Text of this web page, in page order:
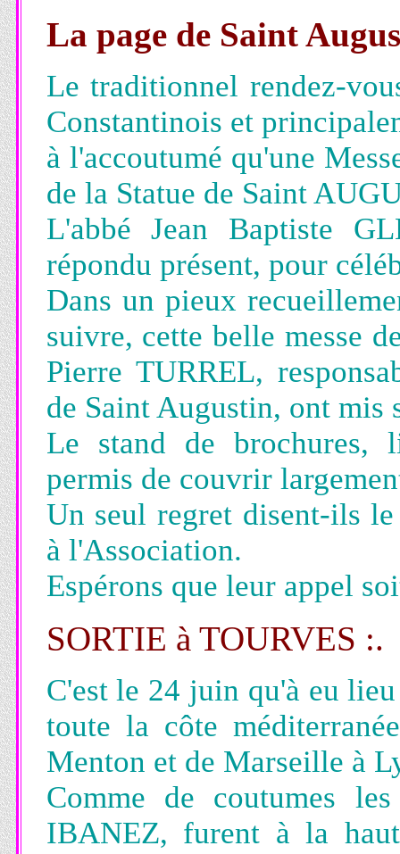
La page de Saint
Le traditionnel rendez-
Constantinois et
à l'accoutumé qu'une
de la Statue de Saint
L'abbé Jean Baptiste
répondu présent, pour
Dans un pieux
suivre, cette belle messe
Pierre TURREL,
de Saint Augustin, ont mis
Le stand de brochures,
permis de couvrir
Un seul regret disent-ils
à l'Association.
Espérons que leur appel
SORTIE à TOURVES :.
C'est le 24 juin qu'à eu
toute la côte
Menton et de Marseille à
Comme de coutumes
IBANEZ, furent à la